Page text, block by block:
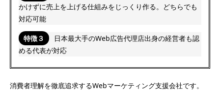
かけずに売上を上げる仕組みをじっくり作る。どちらでも
対応可能
特徴３
日本最大手のWeb広告代理店出身の経営者も認
める代表が対応
消費者理解を徹底追求するWebマーケティング支援会社です。